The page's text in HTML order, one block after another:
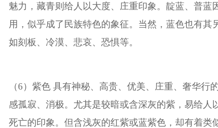
魅力，藏青则给人以大度、庄重印象。靛蓝、普蓝
用，似乎成了民族特色的象征。当然，蓝色也有其
如刻板、冷漠、悲哀、恐惧等。
（6）紫色 具有神秘、高贵、优美、庄重、奢华行
感孤寂、消极。尤其是较暗或含深灰的紫，易给人
死亡的印象。但含浅灰的红紫或蓝紫色，却有着类